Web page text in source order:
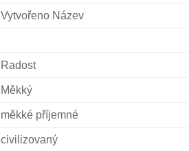
Vytvořeno Název
Radost
Měkký
měkké příjemné
civilizovaný